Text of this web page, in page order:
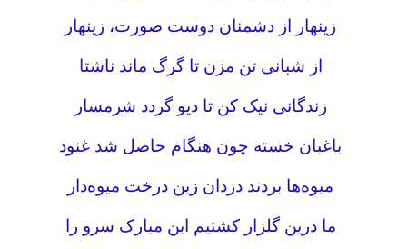
زینهار از دشمنان دوست صورت، زینهار
از شبانی تن مزن تا گرگ ماند ناشتا
زندگانی نیک کن تا دیو گردد شرمسار
باغبان خسته چون هنگام حاصل شد غنود
میوه‌ها بردند دزدان زین درخت میوه‌دار
ما درین گلزار کشتیم این مبارک سرو را